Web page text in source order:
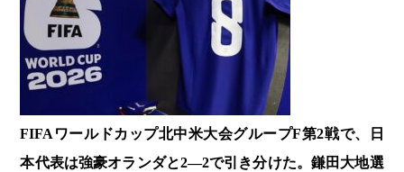
FIFAワールドカップ北中米大会グループF第2戦で、日
本代表は強豪オランダと2―2で引き分けた。鎌田大地選